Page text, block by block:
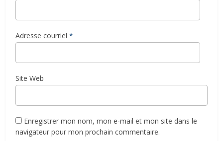
Adresse courriel *
Site Web
Enregistrer mon nom, mon e-mail et mon site dans le
navigateur pour mon prochain commentaire.